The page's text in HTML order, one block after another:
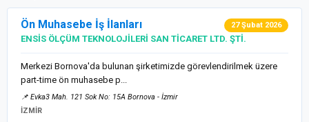
Ön Muhasebe İş İlanları 27 Şubat 2026
ENSİS ÖLÇÜM TEKNOLOJİLERİ SAN TİCARET LTD. ŞTİ.
Merkezi Bornova'da bulunan şirketimizde görevlendirilmek üzere
part-time ön muhasebe p...
📌 Evka3 Mah. 121 Sok No: 15A Bornova - İzmir
İZMİR